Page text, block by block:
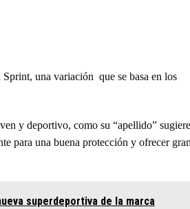
una variación que se basa en los
y deportivo, como su “apellido”
para una buena protección y ofrecer
superdeportiva de la marca